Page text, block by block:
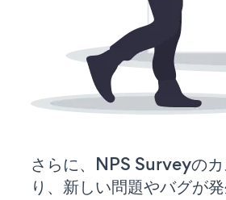
さらに、NPS Surveyの
り、新しい問題やバグが